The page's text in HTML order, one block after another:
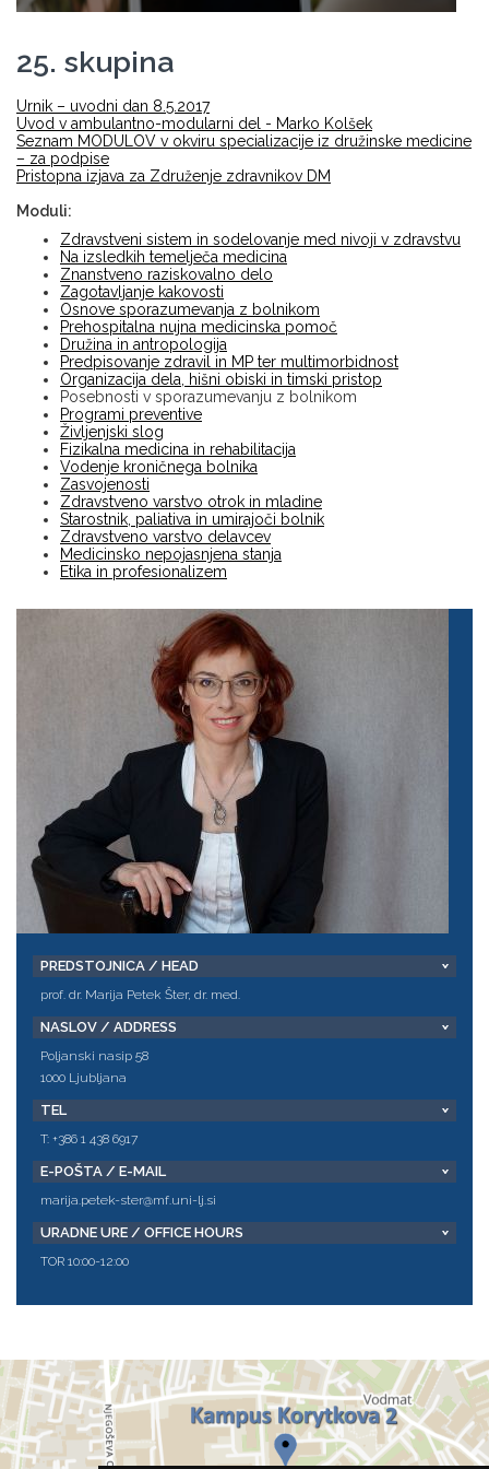
25. skupina
Urnik – uvodni dan 8.5.2017
Uvod v ambulantno-modularni del - Marko Kolšek
Seznam MODULOV v okviru specializacije iz družinske medicine
– za podpise
Pristopna izjava za Združenje zdravnikov DM
Moduli:
Zdravstveni sistem in sodelovanje med nivoji v zdravstvu
Na izsledkih temelječa medicina
Znanstveno raziskovalno delo
Zagotavljanje kakovosti
Osnove sporazumevanja z bolnikom
Prehospitalna nujna medicinska pomoč
Družina in antropologija
Predpisovanje zdravil in MP ter multimorbidnost
Organizacija dela, hišni obiski in timski pristop
Posebnosti v sporazumevanju z bolnikom
Programi preventive
Življenjski slog
Fizikalna medicina in rehabilitacija
Vodenje kroničnega bolnika
Zasvojenosti
Zdravstveno varstvo otrok in mladine
Starostnik, paliativa in umirajoči bolnik
Zdravstveno varstvo delavcev
Medicinsko nepojasnjena stanja
Etika in profesionalizem
PREDSTOJNICA / HEAD
prof. dr. Marija Petek Šter, dr. med.
NASLOV / ADDRESS
Poljanski nasip 58
1000 Ljubljana
TEL
T: +386 1 438 6917
E-POŠTA / E-MAIL
marija.petek-ster@mf.uni-lj.si
URADNE URE / OFFICE HOURS
TOR 10:00-12:00